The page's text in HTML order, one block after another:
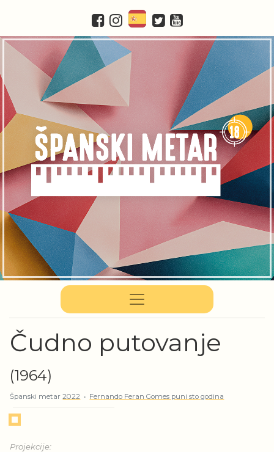
Čudno putovanje
(1964)
Španski metar2022 • Fernando Feran Gomes puni sto godina
Projekcije: